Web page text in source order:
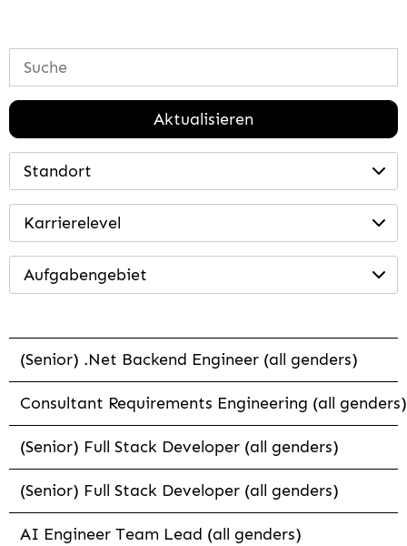
Aktualisieren
Standort
Karrierelevel
Aufgabengebiet
(Senior) .Net Backend Engineer (all genders)
Consultant Requirements Engineering (all genders)
(Senior) Full Stack Developer (all genders)
(Senior) Full Stack Developer (all genders)
AI Engineer Team Lead (all genders)